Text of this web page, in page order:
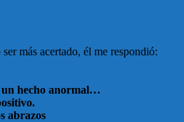
más acertado, él me respondió:
un hecho anormal…
abrazos